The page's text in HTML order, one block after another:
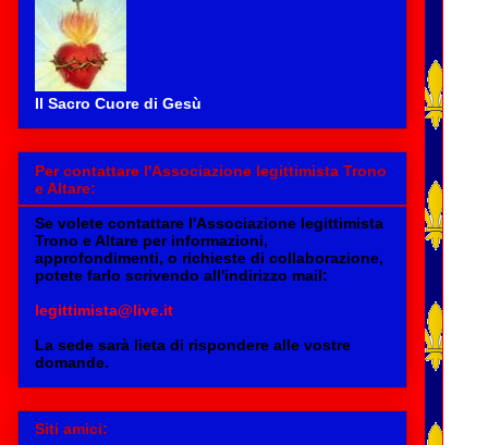
Il Sacro Cuore di Gesù
Per contattare l'Associazione legittimista Trono
e Altare:
Se volete contattare l'Associazione legittimista
Trono eAltare per informazioni,
approfondimenti, o richieste di collaborazione,
potete farlo scrivendo all'indirizzo mail:
legittimista@live.it
La sede sarà lieta di rispondere alle vostre
domande.
Siti amici: